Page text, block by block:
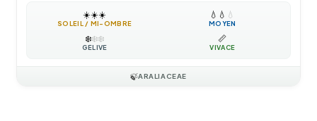
☀️☀️☀️
SOLEIL / MI-OMBRE
💧 💧 💧
MOYEN
❄️❄️❄️
GÉLIVE
📏
VIVACE
🍃ARALIACEAE